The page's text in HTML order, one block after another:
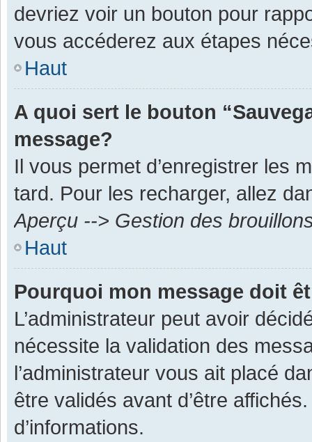
devriez voir un bouton pour
vous accéderez aux étapes
Haut
A quoi sert le bouton
message?
Il vous permet d’enregistrer les
tard. Pour les recharger, allez
Aperçu --> Gestion des
Haut
Pourquoi mon message doit
L’administrateur peut avoir
nécessite la validation des
l’administrateur vous ait placé
être validés avant d’être
d’informations.